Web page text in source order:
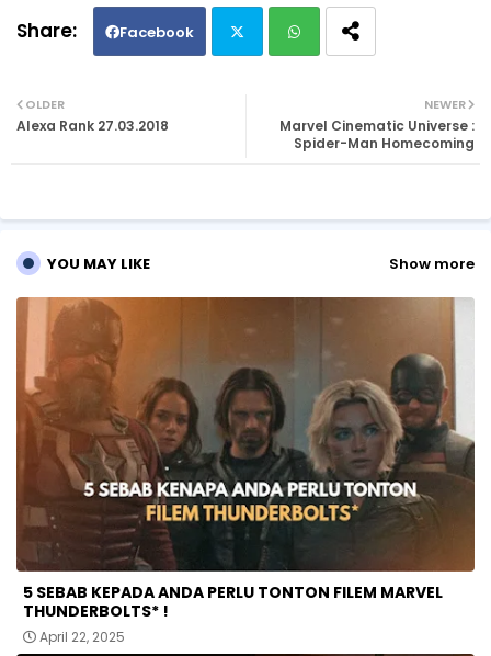
Facebook
ats
p
NEWER
Marvel Cinematic Universe :
Spider-Man Homecoming
OLDER
Alexa Rank 27.03.2018
YOU MAY LIKE Show more
5 SEBAB KEPADA ANDA PERLU TONTON FILEM MARVEL
THUNDERBOLTS* !
April 22, 2025